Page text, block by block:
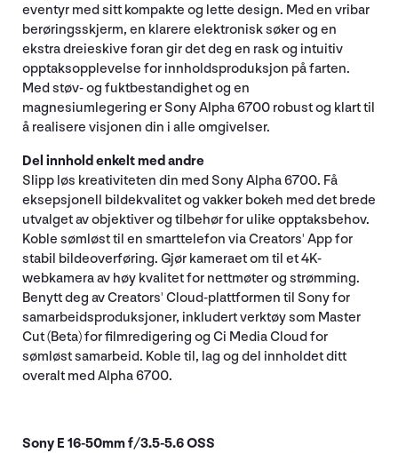
eventyr med sitt kompakte og lette design. Med en vribar
berøringsskjerm, en klarere elektronisk søker og en
ekstra dreieskive foran gir det deg en rask og intuitiv
opptaksopplevelse for innholdsproduksjon på farten.
Med støv- og fuktbestandighet og en
magnesiumlegering er Sony Alpha 6700 robust og klart til
å realisere visjonen din i alle omgivelser.
Del innhold enkelt med andre
Slipp løs kreativiteten din med Sony Alpha 6700. Få
eksepsjonell bildekvalitet og vakker bokeh med det brede
utvalget av objektiver og tilbehør for ulike opptaksbehov.
Koble sømløst til en smarttelefon via Creators' App for
stabil bildeoverføring. Gjør kameraet om til et 4K-
webkamera av høy kvalitet for nettmøter og strømming.
Benytt deg av Creators' Cloud-plattformen til Sony for
samarbeidsproduksjoner, inkludert verktøy som Master
Cut (Beta) for filmredigering og Ci Media Cloud for
sømløst samarbeid. Koble til, lag og del innholdet ditt
overalt med Alpha 6700.
Sony E 16-50mm f/3.5-5.6 OSS